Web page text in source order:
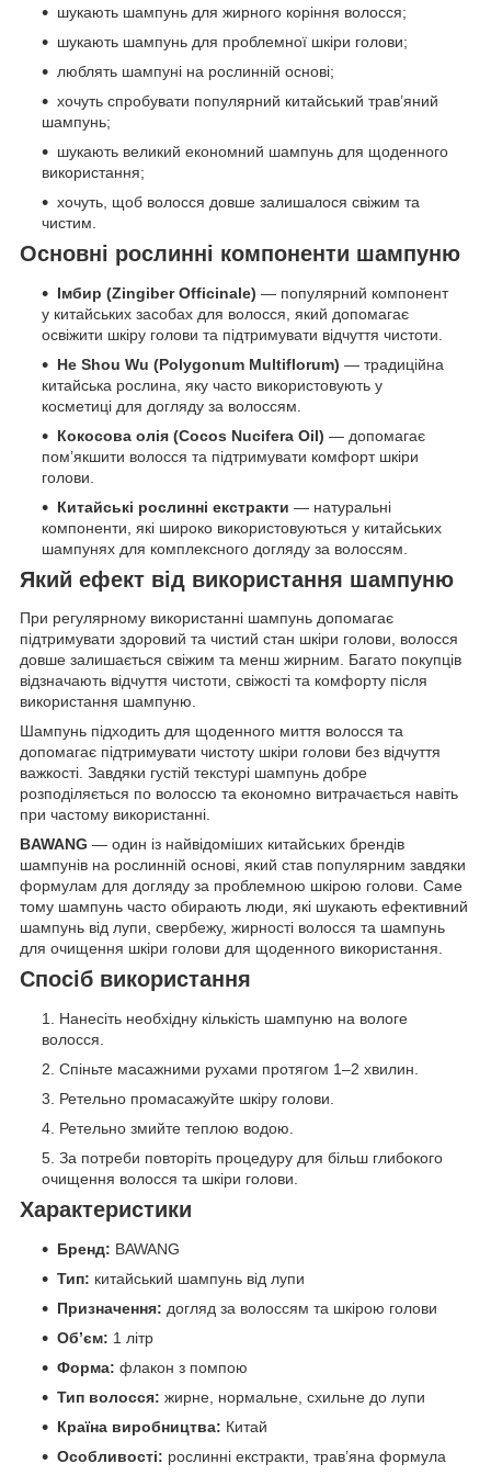
шукають шампунь для жирного коріння волосся;
шукають шампунь для проблемної шкіри голови;
люблять шампуні на рослинній основі;
хочуть спробувати популярний китайський трав’яний
шампунь;
шукають великий економний шампунь для щоденного
використання;
хочуть, щоб волосся довше залишалося свіжим та
чистим.
Основні рослинні компоненти шампуню
Імбир (Zingiber Officinale) — популярний компонент
у китайських засобах для волосся, який допомагає
освіжити шкіру голови та підтримувати відчуття чистоти.
He Shou Wu (Polygonum Multiflorum) — традиційна
китайська рослина, яку часто використовують у
косметиці для догляду за волоссям.
Кокосова олія (Cocos Nucifera Oil) — допомагає
пом’якшити волосся та підтримувати комфорт шкіри
голови.
Китайські рослинні екстракти — натуральні
компоненти, які широко використовуються у китайських
шампунях для комплексного догляду за волоссям.
Який ефект від використання шампуню
При регулярному використанні шампунь допомагає
підтримувати здоровий та чистий стан шкіри голови, волосся
довше залишається свіжим та менш жирним. Багато покупців
відзначають відчуття чистоти, свіжості та комфорту після
використання шампуню.
Шампунь підходить для щоденного миття волосся та
допомагає підтримувати чистоту шкіри голови без відчуття
важкості. Завдяки густій текстурі шампунь добре
розподіляється по волоссю та економно витрачається навіть
при частому використанні.
BAWANG — один із найвідоміших китайських брендів
шампунів на рослинній основі, який став популярним завдяки
формулам для догляду за проблемною шкірою голови. Саме
тому шампунь часто обирають люди, які шукають ефективний
шампунь від лупи, свербежу, жирності волосся та шампунь
для очищення шкіри голови для щоденного використання.
Спосіб використання
Нанесіть необхідну кількість шампуню на вологе
волосся.
Спіньте масажними рухами протягом 1–2 хвилин.
Ретельно промасажуйте шкіру голови.
Ретельно змийте теплою водою.
За потреби повторіть процедуру для більш глибокого
очищення волосся та шкіри голови.
Характеристики
Бренд: BAWANG
Тип: китайський шампунь від лупи
Призначення: догляд за волоссям та шкірою голови
Об’єм: 1 літр
Форма: флакон з помпою
Тип волосся: жирне, нормальне, схильне до лупи
Країна виробництва: Китай
Особливості: рослинні екстракти, трав’яна формула